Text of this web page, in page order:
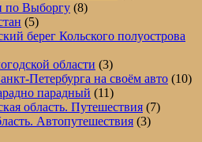
по Выборгу (8)
(5)
берег Кольского полуострова
области (3)
Петербурга на своём авто (10)
парадный (11)
область. Путешествия (7)
Автопутешествия (3)